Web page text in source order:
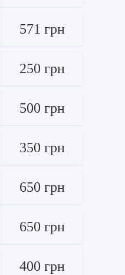
571 грн
250 грн
500 грн
350 грн
650 грн
650 грн
400 грн